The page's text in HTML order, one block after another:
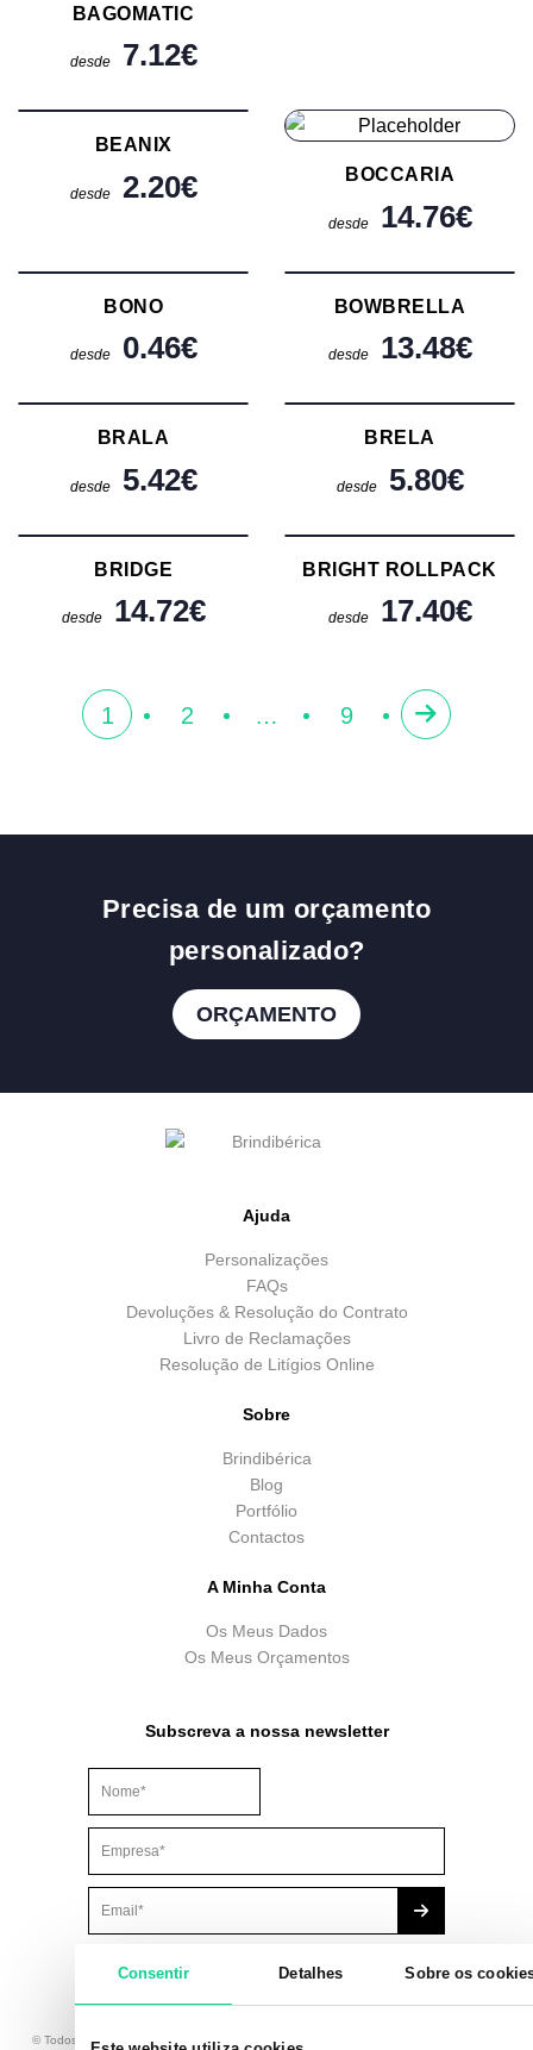
Consentir Detalhes Sobre os
BAGOMATIC
desde 7.12€
BEANIX
desde 2.20€ BOCCARIA
desde 14.76€
BONO
desde 0.46€
BOWBRELLA
desde 13.48€
BRALA
desde 5.42€
BRELA
desde 5.80€
BRIDGE
desde 14.72€
BRIGHT ROLLPACK
desde 17.40€
1 2 … 9
Precisa de um orçamento
personalizado?
ORÇAMENTO
Ajuda
Personalizações
FAQs
Devoluções & Resolução do Contrato
Livro de Reclamações
Resolução de Litígios Online
Sobre
Brindibérica
Blog
Portfólio
Contactos
A Minha Conta
Os Meus Dados
Os Meus Orçamentos
Subscreva a nossa newsletter
Este campo é para efeitos de validação e deve ser
© Todos os Direitos Reservados. Brindibérica, Lda., com sede na Av. Principal 8 – 1A,